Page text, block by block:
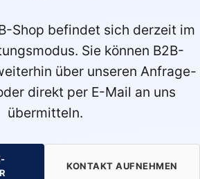
Shop befindet sich derzeit im
Sie können B2B-
über unseren Anfrage-
direkt per E-Mail an uns
übermitteln.
KONTAKT AUFNEHMEN